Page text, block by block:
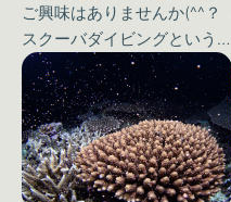
ご興味はありませんか(^^？
スクーバダイビングという
特殊なスポーツは私達が普
段味わうことのできない
《水中世界》を体験するこ
とが可能です♪しかしダイビ
ングを趣味にしたり、楽し
んで…